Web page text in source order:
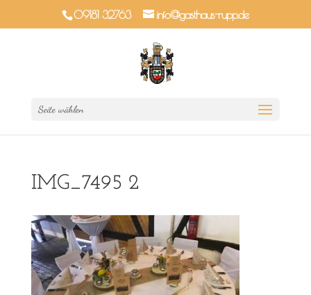
09181 32763 info@gasthaus-rupp.de
Seite wählen
IMG_7495 2